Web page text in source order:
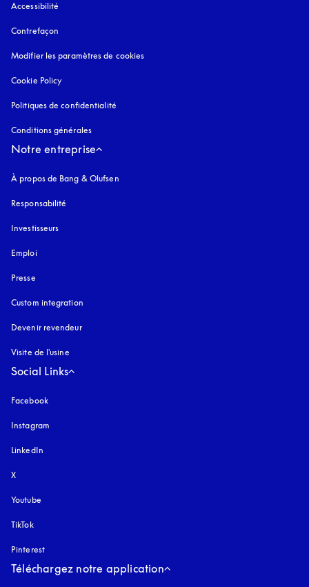
Accessibilité
Contrefaçon
Modifier les paramètres de cookies
Cookie Policy
Politiques de confidentialité
Conditions générales
Notre entreprise
À propos de Bang & Olufsen
Responsabilité
Investisseurs
Emploi
Presse
Custom integration
Devenir revendeur
Visite de l'usine
Social Links
Facebook
Instagram
LinkedIn
X
Youtube
TikTok
Pinterest
Téléchargez notre application